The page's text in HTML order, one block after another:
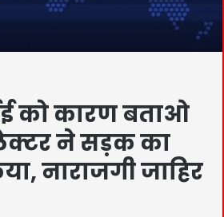
को कारण बताओ
ने सड़क का
नाराजगी जाहिर